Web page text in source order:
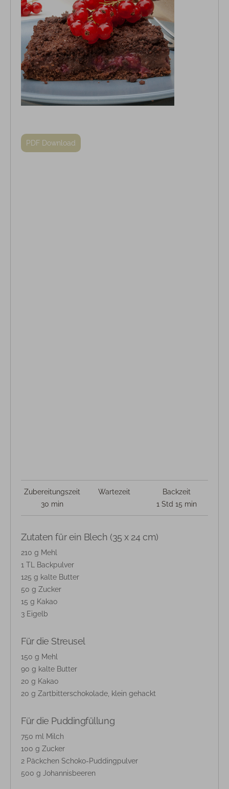
PDF Download
Zubereitungszeit
30 min
Wartezeit
Backzeit
1 Std 15 min
Zutaten für ein Blech (35 x 24 cm)
210 g Mehl
1 TL Backpulver
125 g kalte Butter
50 g Zucker
15 g Kakao
3 Eigelb
Für die Streusel
150 g Mehl
90 g kalte Butter
20 g Kakao
20 g Zartbitterschokolade, klein gehackt
Für die Puddingfüllung
750 ml Milch
100 g Zucker
2 Päckchen Schoko-Puddingpulver
500 g Johannisbeeren